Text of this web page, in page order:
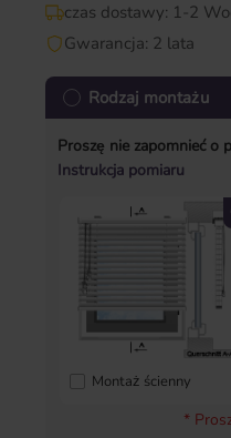
czas dostawy: 1-2
Gwarancja: 2 lata
Rodzaj montażu
Proszę nie zapomnieć o
Instrukcja pomiaru
Montaż ścienny
*